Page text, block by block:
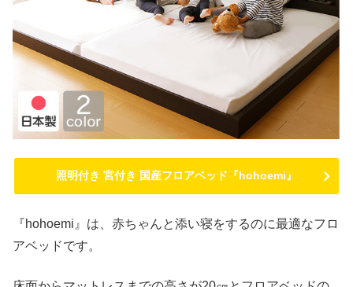
照明付き 宮付き 国産フロアベッド『hohoemi』
『hohoemi』は、赤ちゃんと添い寝をするのに最適なフロ
アベッドです。